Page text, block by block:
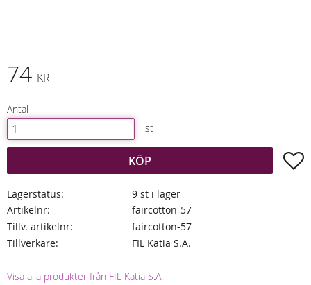
74 KR
Antal
st
KÖP
Lagerstatus
9 st i lager
Artikelnr
faircotton-57
Tillv. artikelnr
faircotton-57
Tillverkare
FIL Katia S.A.
Visa alla produkter från FIL Katia S.A.